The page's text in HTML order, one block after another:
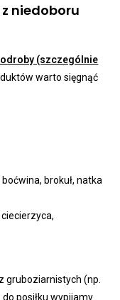
niedoboru
(szczególnie
warto sięgnąć
brokuł, natka
gruboziarnistych (np.
posiłku wypijamy